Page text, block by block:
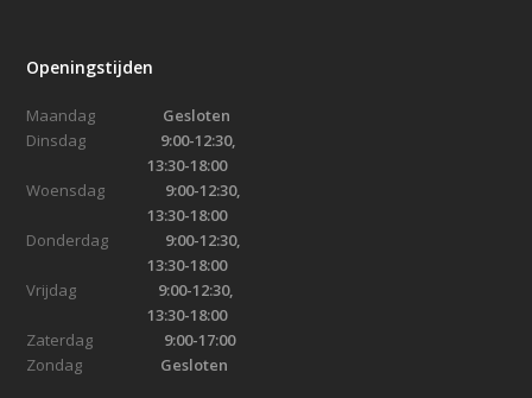
Openingstijden
Maandag Gesloten
Dinsdag 9:00-12:30,
13:30-18:00
Woensdag
9:00-12:30,
13:30-18:00
Donderdag 9:00-12:30,
13:30-18:00
Vrijdag 9:00-12:30,
13:30-18:00
Zaterdag 9:00-17:00
Zondag Gesloten